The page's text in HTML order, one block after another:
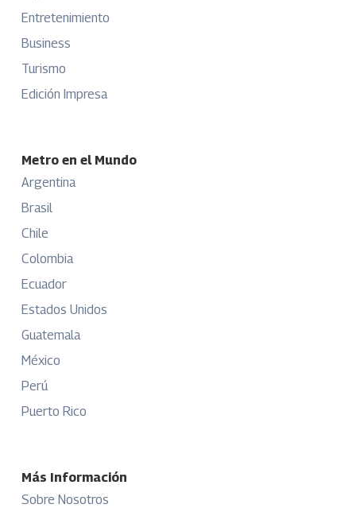
Entretenimiento
Business
Turismo
Edición Impresa
Metro en el Mundo
Argentina
Brasil
Chile
Colombia
Ecuador
Estados Unidos
Guatemala
México
Perú
Puerto Rico
Más Información
Sobre Nosotros